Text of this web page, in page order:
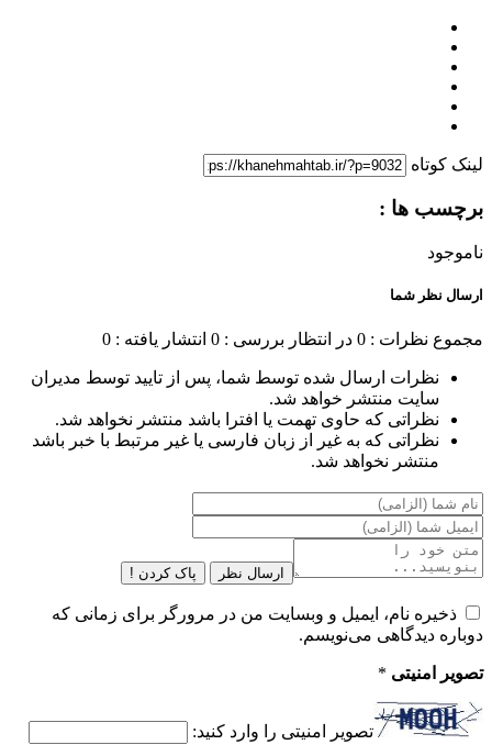
لینک کوتاه
برچسب ها :
ناموجود
ارسال نظر شما
مجموع نظرات : 0 در انتظار بررسی : 0 انتشار یافته : 0
نظرات ارسال شده توسط شما، پس از تایید توسط مدیران
سایت منتشر خواهد شد.
نظراتی که حاوی تهمت یا افترا باشد منتشر نخواهد شد.
نظراتی که به غیر از زبان فارسی یا غیر مرتبط با خبر باشد
منتشر نخواهد شد.
ارسال نظر پاک کردن !
ذخیره نام، ایمیل و وبسایت من در مرورگر برای زمانی که
دوباره دیدگاهی می‌نویسم.
تصویر امنیتی *
تصویر امنیتی را وارد کنید: